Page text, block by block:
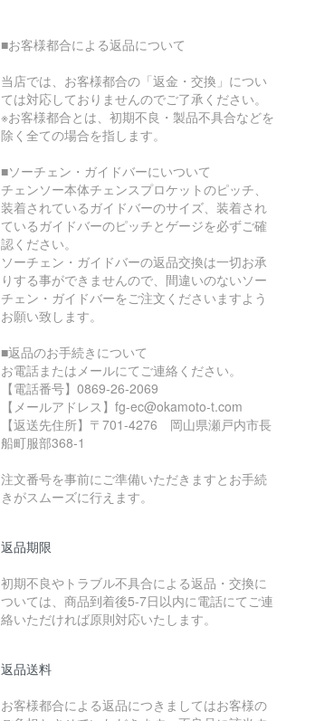
■お客様都合による返品について
当店では、お客様都合の「返金・交換」につい
ては対応しておりませんのでご了承ください。
※お客様都合とは、初期不良・製品不具合などを
除く全ての場合を指します。
■ソーチェン・ガイドバーにいついて
チェンソー本体チェンスプロケットのピッチ、
装着されているガイドバーのサイズ、装着され
ているガイドバーのピッチとゲージを必ずご確
認ください。
ソーチェン・ガイドバーの返品交換は一切お承
りする事ができませんので、間違いのないソー
チェン・ガイドバーをご注文くださいますよう
お願い致します。
■返品のお手続きについて
お電話またはメールにてご連絡ください。
【電話番号】0869-26-2069
【メールアドレス】fg-ec@okamoto-t.com
【返送先住所】〒701-4276 岡山県瀬戸内市長
船町服部368-1
注文番号を事前にご準備いただきますとお手続
きがスムーズに行えます。
返品期限
初期不良やトラブル不具合による返品・交換に
ついては、商品到着後5-7日以内に電話にてご連
絡いただければ原則対応いたします。
返品送料
お客様都合による返品につきましてはお客様の